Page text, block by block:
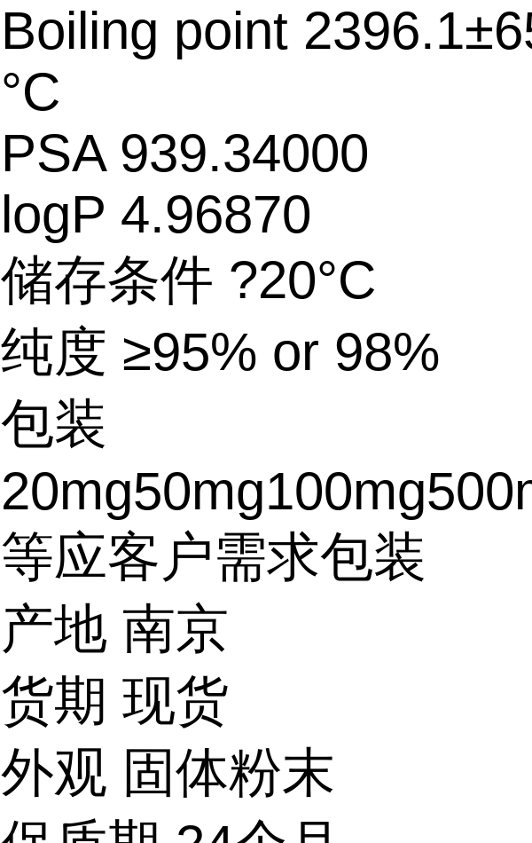
Boiling point
°C
PSA 939.34000
logP 4.96870
储存条件 ?20°C
纯度 ≥95% or 98%
包装
等应客户需求包装
产地 南京
货期 现货
外观 固体粉末